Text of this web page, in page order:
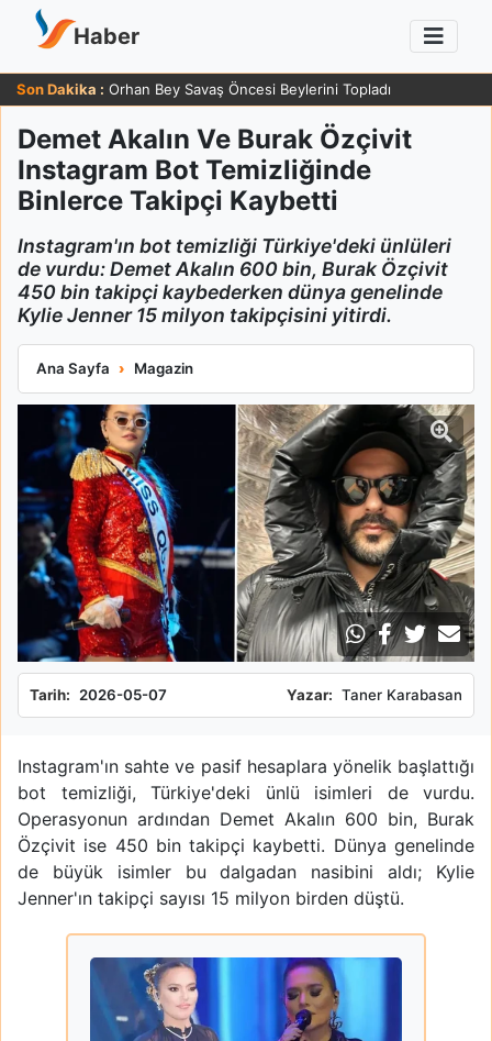
Haber
Son Dakika : Orhan Bey Savaş Öncesi Beylerini Topladı
Demet Akalın Ve Burak Özçivit
Instagram Bot Temizliğinde
Binlerce Takipçi Kaybetti
Instagram'ın bot temizliği Türkiye'deki ünlüleri
de vurdu: Demet Akalın 600 bin, Burak Özçivit
450 bin takipçi kaybederken dünya genelinde
Kylie Jenner 15 milyon takipçisini yitirdi.
Ana Sayfa Magazin
Demet Akalın Ve Burak Özçivit Instagram Bot Temizliğinde
Tarih: 2026-05-07 Yazar: Taner Karabasan
Instagram'ın sahte ve pasif hesaplara yönelik başlattığı
bot temizliği, Türkiye'deki ünlü isimleri de vurdu.
Operasyonun ardından Demet Akalın 600 bin, Burak
Özçivit ise 450 bin takipçi kaybetti. Dünya genelinde
de büyük isimler bu dalgadan nasibini aldı; Kylie
Jenner'ın takipçi sayısı 15 milyon birden düştü.